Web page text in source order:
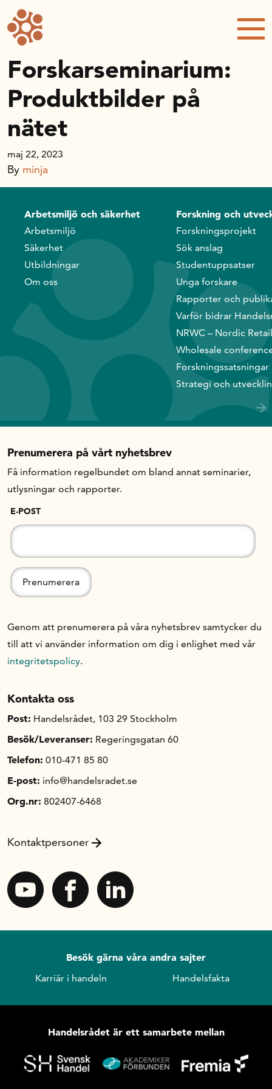
Forskning och utveckling
Kompetens och omställning
Handelns ekonomiska råd
Kalender
Handelsrådet Play
Om oss
Handelsfakta.se
In English
Forskarseminarium:
Produktbilder på
nätet
maj 22, 2023
By minja
Arbetsmiljö och säkerhet
Arbetsmiljö
Säkerhet
Utbildningar
Om oss
Forskning och
Forskningsprojekt
Sök anslag
Studentuppsatser
Unga forskare
Rapporter och
Varför bidrar
NRWC – Nordic
Wholesale
Forskningssatsningar
Strategi och
Prenumerera på vårt nyhetsbrev
Få information regelbundet om bland annat seminarier,
utlysningar och rapporter.
E-POST
Genom att prenumerera på våra nyhetsbrev samtycker du
till att vi använder information om dig i enlighet med vår
integritetspolicy.
Kontakta oss
Post: Handelsrådet, 103 29 Stockholm
Besök/Leveranser: Regeringsgatan 60
Telefon: 010-471 85 80
E-post: info@handelsradet.se
Org.nr: 802407-6468
Kontaktpersoner
Besök gärna våra andra sajter
Karriär i handeln Handelsfakta
Handelsrådet är ett samarbete mellan